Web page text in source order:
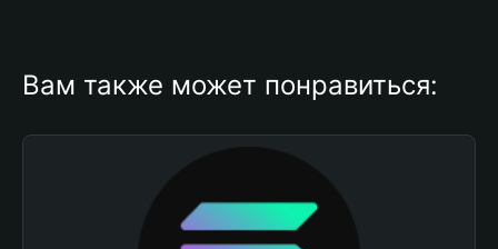
Вам также может понравиться: